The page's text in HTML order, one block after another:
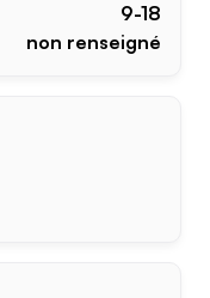
9-18
non renseigné